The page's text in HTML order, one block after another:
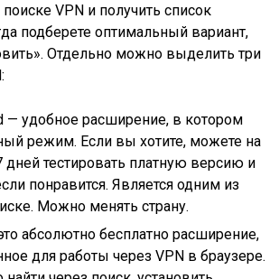
VPN и получить список
подберете оптимальный вариант,
Отдельно можно выделить три
— удобное расширение, в котором
режим. Если вы хотите, можете на
дней тестировать платную версию и
понравится. Является одним из
Можно менять страну.
абсолютно бесплатно расширение,
для работы через VPN в браузере.